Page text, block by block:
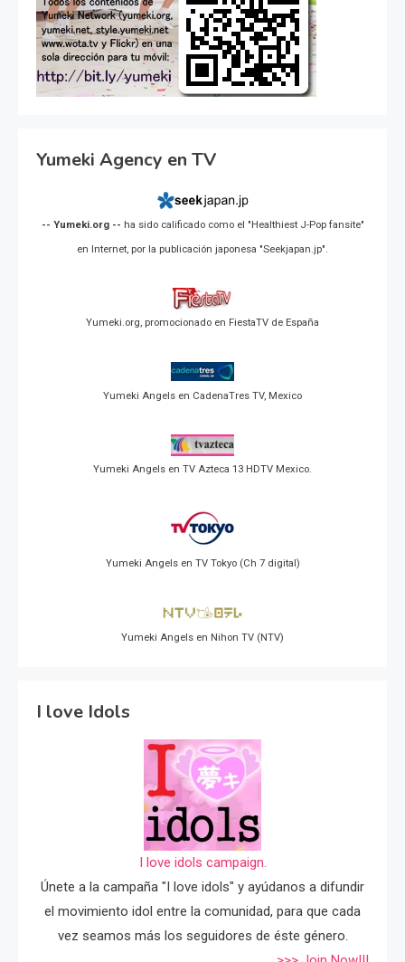
Yumeki Agency en TV
-- Yumeki.org -- ha sido calificado como el "Healthiest J-Pop fansite"
en Internet, por la publicación japonesa "Seekjapan.jp".
Yumeki.org, promocionado en FiestaTV de España
Yumeki Angels en CadenaTres TV, Mexico
Yumeki Angels en TV Azteca 13 HDTV Mexico.
Yumeki Angels en TV Tokyo (Ch 7 digital)
Yumeki Angels en Nihon TV (NTV)
I love Idols
I love idols campaign.
Únete a la campaña "I love idols" y ayúdanos a difundir
el movimiento idol entre la comunidad, para que cada
vez seamos más los seguidores de éste género.